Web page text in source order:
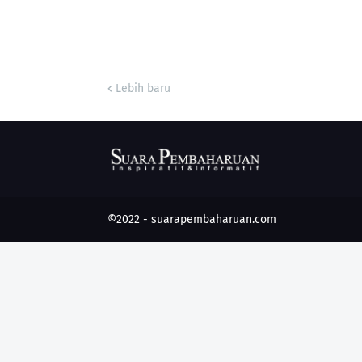
Lebih baru
©2022 - suarapembaharuan.com